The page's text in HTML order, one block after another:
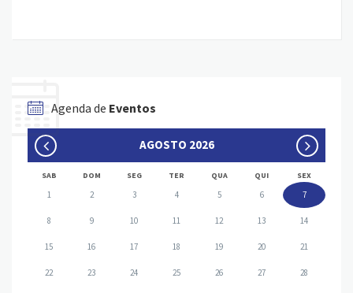
Agenda de Eventos
AGOSTO 2026
SAB DOM SEG TER QUA QUI SEX
1 2 3 4 5 6 7
8 9 10 11 12 13 14
15 16 17 18 19 20 21
22 23 24 25 26 27 28